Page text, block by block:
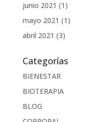
junio 2021 (1)
mayo 2021 (1)
abril 2021 (3)
Categorías
BIENESTAR
BIOTERAPIA
BLOG